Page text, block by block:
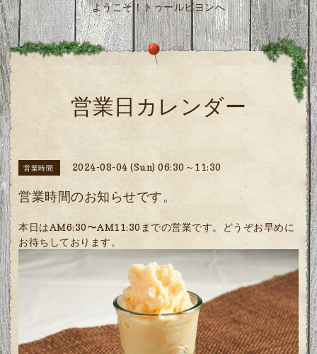
ようこそ！トゥールビヨンへ
営業日カレンダー
営業時間 2024-08-04 (Sun) 06:30～11:30
営業時間のお知らせです。
本日はAM6:30〜AM11:30までの営業です。どうぞお早めに
お待ちしております。